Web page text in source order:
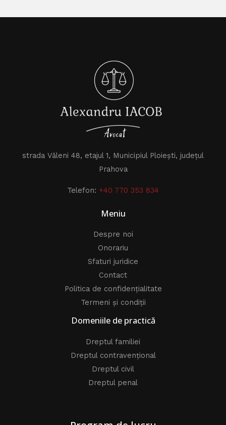
strada Văleni 48, etajul 1, Municipiul Ploiești, județul
Prahova
Telefon: +40 770 353 834
Meniu
Despre noi
Onorariu
Sfaturi juridice
Contact
Politica de confidențialitate
Termeni și condiții
Domeniile de practică
Dreptul familiei
Dreptul contravențional
Dreptul civil
Dreptul penal